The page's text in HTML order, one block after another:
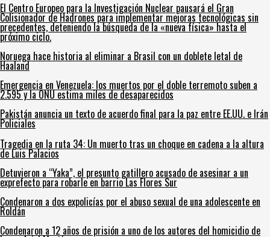
El Centro Europeo para la Investigación Nuclear pausará el Gran
Colisionador de Hadrones para implementar mejoras tecnológicas sin
precedentes, deteniendo la búsqueda de la «nueva física» hasta el
próximo ciclo.
Noruega hace historia al eliminar a Brasil con un doblete letal de
Haaland
Emergencia en Venezuela: los muertos por el doble terremoto suben a
2.595 y la ONU estima miles de desaparecidos
Pakistán anuncia un texto de acuerdo final para la paz entre EE.UU. e Irán
Policiales
Tragedia en la ruta 34: Un muerto tras un choque en cadena a la altura
de Luis Palacios
Detuvieron a “Yaka”, el presunto gatillero acusado de asesinar a un
exprefecto para robarle en barrio Las Flores Sur
Condenaron a dos expolicías por el abuso sexual de una adolescente en
Roldán
Condenaron a 12 años de prisión a uno de los autores del homicidio de